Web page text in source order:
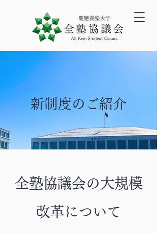
新制度のご紹介
全塾協議会の大規模
改革について